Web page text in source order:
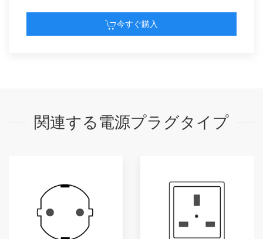
今すぐ購入
関連する電源プラグタイプ